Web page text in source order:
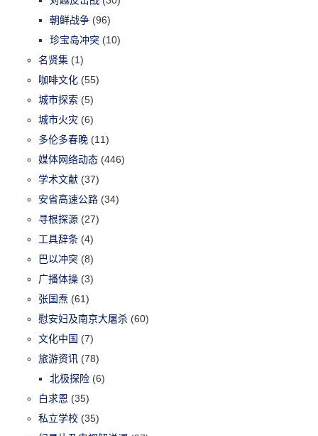
朝鲜战争 (96)
珍宝岛冲突 (10)
名贤集 (1)
咖啡文化 (55)
城市探索 (5)
城市火灾 (6)
多伦多春晚 (11)
媒体网络动态 (446)
学术文献 (37)
安省高速公路 (34)
寻根探源 (27)
工具辞条 (4)
巴以冲突 (8)
广播体操 (3)
张国焘 (61)
慰安妇及南京大屠杀 (60)
文化中国 (7)
旅游资讯 (78)
北极探险 (6)
白求恩 (35)
私立学校 (35)